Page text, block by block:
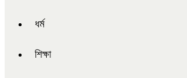
ধর্ম
শিক্ষা